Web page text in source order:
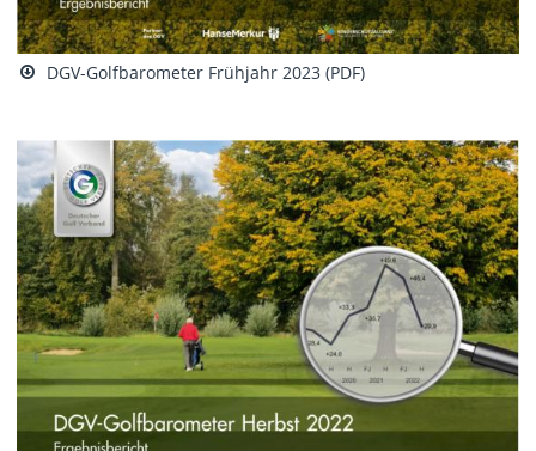
DGV-Golfbarometer Frühjahr 2023 (PDF)